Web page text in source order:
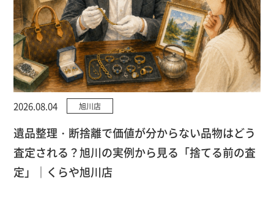
2026.08.04 旭川店
遺品整理・断捨離で価値が分からない品物はどう
査定される？旭川の実例から見る「捨てる前の査
定」｜くらや旭川店